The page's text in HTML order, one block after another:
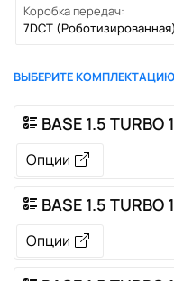
Коробка передач:
7DCT (Роботизированная)
ВЫБЕРИТЕ КОМПЛЕКТАЦИЮ
BASE 1.5 TURBO
Опции
BASE 1.5 TURBO
Опции